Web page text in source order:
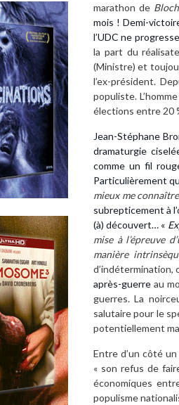
marathon de
mois ! Demi-
l’UDC ne
la part du
(Ministre) et
l’ex-président.
populiste.
élections entre 20
Jean-Stéphane
dramaturgie
comme un fil
Particulièrement
mieux me
subrepticement à
(à) découvert… «
mise à l’épreuve
manière
d’indétermination,
après-guerre au
guerres. La
salutaire pour le
potentiellement
Entre d’un côté
« son refus de
économiques
populisme